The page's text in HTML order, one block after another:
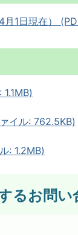
1日現在）
イル: 762.5KB)
: 1.2MB)
るお問い